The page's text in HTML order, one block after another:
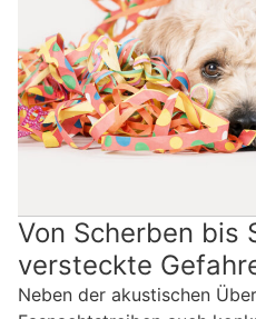
Von Scherben bis
versteckte
Neben der akustischen